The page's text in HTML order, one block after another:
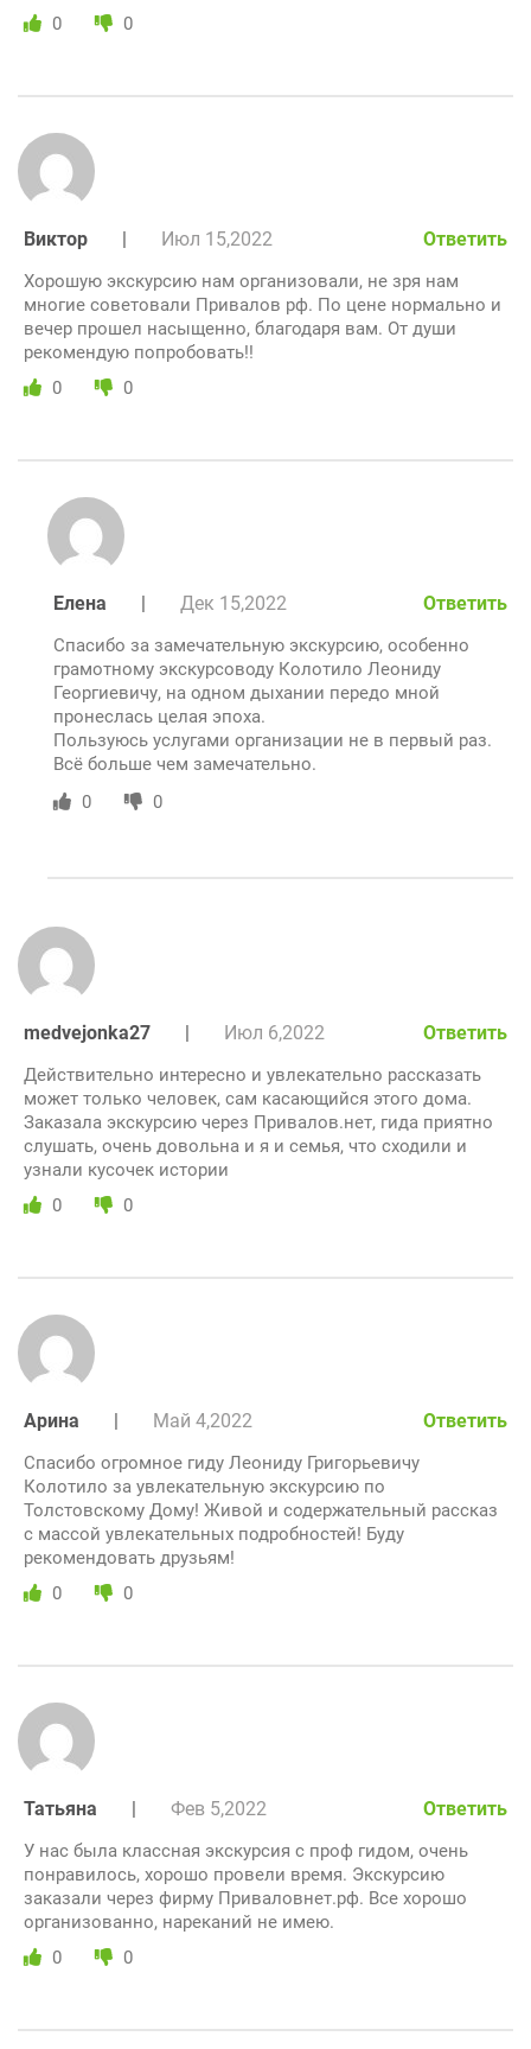
0
0
Виктор | Июл 15,2022 Ответить
Хорошую экскурсию нам организовали, не зря нам
многие советовали Привалов рф. По цене нормально и
вечер прошел насыщенно, благодаря вам. От души
рекомендую попробовать!!
0
0
Елена | Дек 15,2022 Ответить
Спасибо за замечательную экскурсию, особенно
грамотному экскурсоводу Колотило Леониду
Георгиевичу, на одном дыхании передо мной
пронеслась целая эпоха.
Пользуюсь услугами организации не в первый раз.
Всё больше чем замечательно.
0
0
medvejonka27 | Июл 6,2022 Ответить
Действительно интересно и увлекательно рассказать
может только человек, сам касающийся этого дома.
Заказала экскурсию через Привалов.нет, гида приятно
слушать, очень довольна и я и семья, что сходили и
узнали кусочек истории
0
0
Арина | Май 4,2022 Ответить
Спасибо огромное гиду Леониду Григорьевичу
Колотило за увлекательную экскурсию по
Толстовскому Дому! Живой и содержательный рассказ
с массой увлекательных подробностей! Буду
рекомендовать друзьям!
0
0
Татьяна | Фев 5,2022 Ответить
У нас была классная экскурсия с проф гидом, очень
понравилось, хорошо провели время. Экскурсию
заказали через фирму Приваловнет.рф. Все хорошо
организованно, нареканий не имею.
0
0